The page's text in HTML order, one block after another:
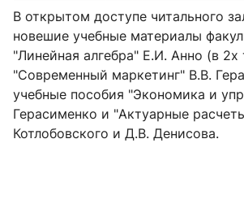
В открытом доступе читального
новешие учебные материалы
"Линейная алгебра" Е.И. Анно (в 2х
"Современный маркетинг" В.В.
учебные пособия "Экономика и
Герасименко и "Актуарные
Котлобовского и Д.В. Денисова.